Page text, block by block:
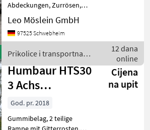
Abdeckungen, Zurrösen,
Elektro- Hydraulik- Pumpe
für Rampen und
Abstützung, , --
Änderungen vorbehalten,
Muster- Bilde
Leo Möslein GmbH
97525 Schwebheim
Prikolice i transportna
vozila / Humbaur
12 dana
online
Humbaur HTS30
3 Achs
Satteltieflader,
neuwertig
Cijena
na upit
God. pr. 2018
Gummibelag, 2 teilige